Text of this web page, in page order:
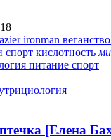
ironman веганство
спорт кислотность
питание спорт
[Елена